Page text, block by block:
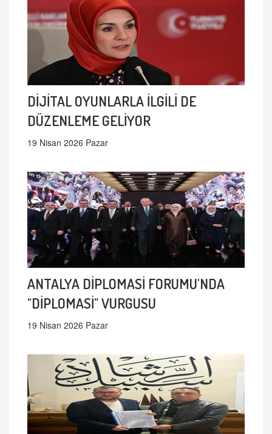
DİJİTAL OYUNLARLA İLGİLİ DE
DÜZENLEME GELİYOR
19 Nisan 2026 Pazar
ANTALYA DİPLOMASİ FORUMU'NDA
"DİPLOMASİ" VURGUSU
19 Nisan 2026 Pazar